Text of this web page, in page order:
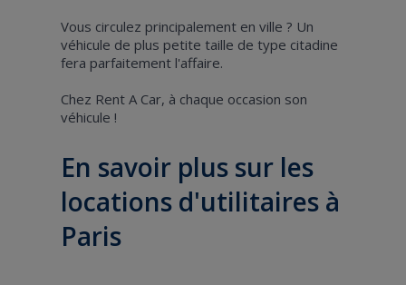
Vous circulez principalement en ville ? Un
véhicule de plus petite taille de type citadine
fera parfaitement l'affaire.
Chez Rent A Car, à chaque occasion son
véhicule !
En savoir plus sur les
locations d'utilitaires à
Paris